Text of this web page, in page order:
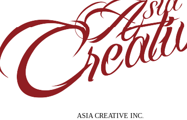
ASIA CREATIVE INC.